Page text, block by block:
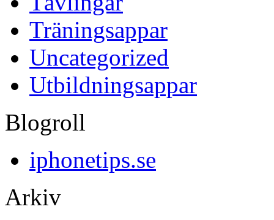
Träningsappar
Uncategorized
Utbildningsappar
Blogroll
iphonetips.se
Arkiv